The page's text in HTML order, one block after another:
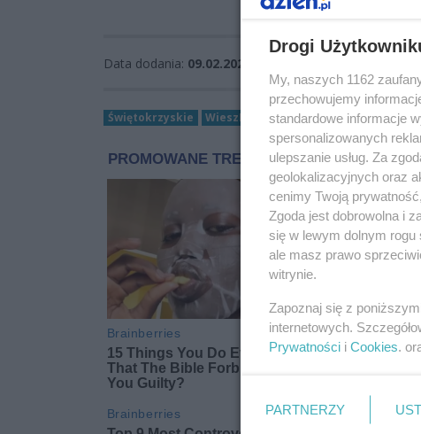
Data dodania: 09.02.2026 13:12
Świętokrzyskie WieszPierwszy pożar wiadomości
Drogi
My, naszych 1162
przechowujemy
standardowe informacje
spersonalizowanych
ulepszanie usług. Za
geolokalizacyjnych oraz
cenimy Twoją
Zgoda jest dobrowolna i
się w lewym dolnym rogu
ale masz prawo
witrynie.
Zapoznaj się z
internetowych.
Prywatności i Cookies.
PARTNERZY